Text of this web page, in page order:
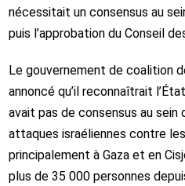
nécessitait un consensus au
puis l’approbation du Conseil
Le gouvernement de coalition
annoncé qu’il reconnaîtrait
avait pas de consensus au sein
attaques israéliennes contre
principalement à Gaza et en
plus de 35 000 personnes